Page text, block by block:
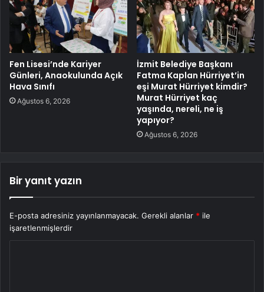
Fen Lisesi’nde Kariyer
Günleri, Anaokulunda Açık
Hava Sınıfı
Ağustos 6, 2026
İzmit Belediye Başkanı
Fatma Kaplan Hürriyet’in
eşi Murat Hürriyet kimdir?
Murat Hürriyet kaç
yaşında, nereli, ne iş
yapıyor?
Ağustos 6, 2026
Bir yanıt yazın
E-posta adresiniz yayınlanmayacak. Gerekli alanlar * ile
işaretlenmişlerdir